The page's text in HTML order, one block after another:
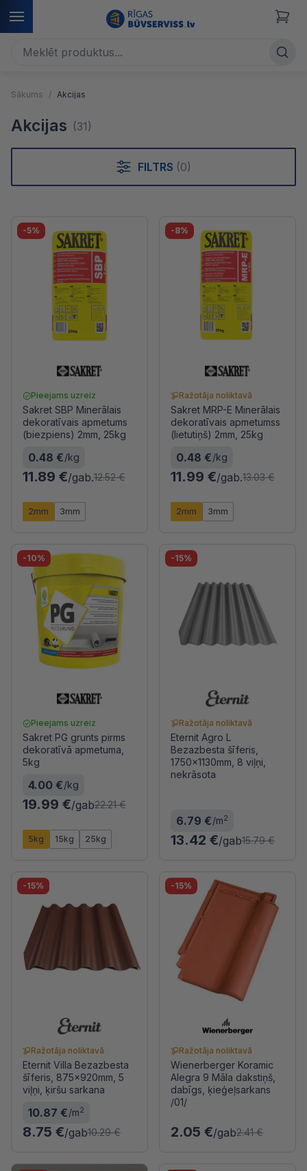
Sākums Akcijas
Akcijas (31)
FILTRS (0)
-5%
Pieejams uzreiz
Sakret SBP Minerālais
dekoratīvais apmetums
(biezpiens) 2mm, 25kg
0.48 €/kg
11.89 €/gab.12.52 €
2mm 3mm
-8%
Ražotāja noliktavā
Sakret MRP-E Minerālais
dekoratīvais apmetumss
(lietutiņš) 2mm, 25kg
0.48 €/kg
11.99 €/gab.13.03 €
2mm 3mm
-10%
Pieejams uzreiz
Sakret PG grunts pirms
dekoratīvā apmetuma,
5kg
4.00 €/kg
19.99 €/gab22.21 €
5kg 15kg 25kg
-15%
Ražotāja noliktavā
Eternit Agro L
Bezazbesta šīferis,
1750x1130mm, 8 viļņi,
nekrāsota
6.79 €/m2
13.42 €/gab15.79 €
-15%
Ražotāja noliktavā
Eternit Villa Bezazbesta
šīferis, 875x920mm, 5
viļņi, ķiršu sarkana
10.87 €/m2
8.75 €/gab10.29 €
-15%
Ražotāja noliktavā
Wienerberger Koramic
Alegra 9 Māla dakstiņš,
dabīgs, ķieģeļsarkans
/01/
2.05 €/gab2.41 €